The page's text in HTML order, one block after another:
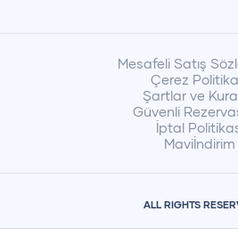
Mesafeli Satış
Çerez
Şartlar ve
Güvenli
İptal
Maviİndirim
ALL RIGHTS